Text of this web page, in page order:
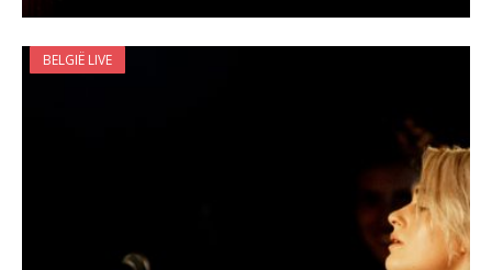
BELGIË LIVE